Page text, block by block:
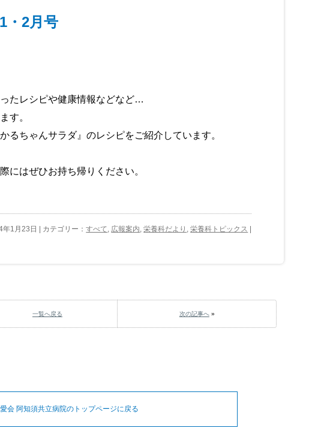
・2月号
たレシピや健康情報などなど…
す。
るちゃんサラダ』のレシピをご紹介しています。
にはぜひお持ち帰りください。
年1月23日 | カテゴリー：すべて 広報案内 ,栄養科だより ,栄養科トピックス |
一覧へ戻る 次の記事へ»
会 阿知須共立病院のトップページに戻る